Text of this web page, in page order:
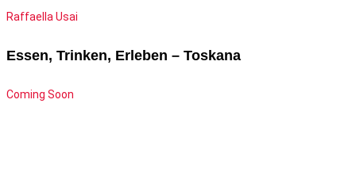
Raffaella Usai
Essen, Trinken, Erleben – Toskana
Coming Soon